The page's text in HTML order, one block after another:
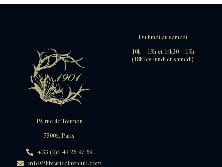
Du lundi au samedi
10h – 13h et 14h30 – 19h
(18h les lundi et samedi)
19, rue de Tournon
75006, Paris
+33 (0)1 43 26 97 69
info@librarieclavreuil.com